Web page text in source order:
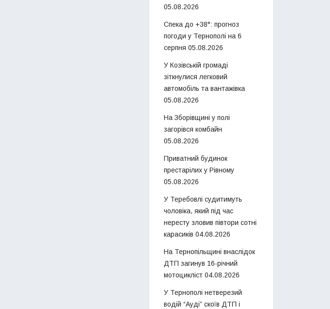
05.08.2026
Спека до +38°: прогноз
погоди у Тернополі на 6
серпня 05.08.2026
У Козівській громаді
зіткнулися легковий
автомобіль та вантажівка
05.08.2026
На Зборівщині у полі
загорівся комбайн
05.08.2026
Приватний будинок
престарілих у Рівному
05.08.2026
У Теребовлі судитимуть
чоловіка, який під час
нересту зловив півтори сотні
карасиків 04.08.2026
На Тернопільщині внаслідок
ДТП загинув 16-річний
мотоцикліст 04.08.2026
У Тернополі нетверезий
водій “Ауді” скоїв ДТП і